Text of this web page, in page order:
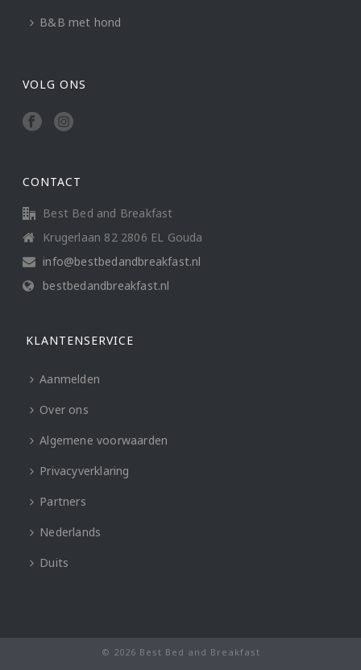
B&B met hond
VOLG ONS
CONTACT
Best Bed and Breakfast
Krugerlaan 82 2806 EL Gouda
info@bestbedandbreakfast.nl
bestbedandbreakfast.nl
KLANTENSERVICE
Aanmelden
Over ons
Algemene voorwaarden
Privacyverklaring
Partners
Nederlands
Duits
© 2026 Best Bed and Breakfast